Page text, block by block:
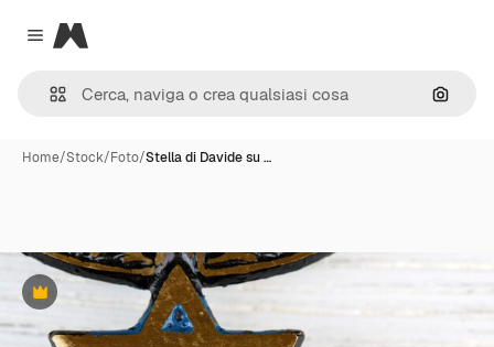
Close menu
Magnific
Cerca
Home/Stock/Foto/Stella di Davide su …
Premium